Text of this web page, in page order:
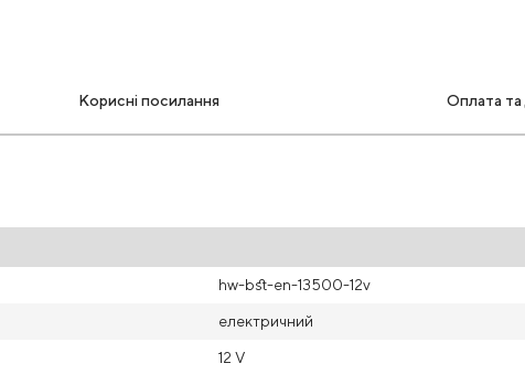
Корисні посилання Оплата та
hw-bst-en-13500-12v
електричний
12 V